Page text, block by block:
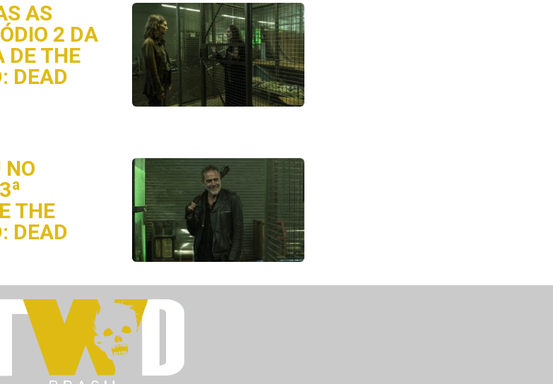
AS
2 DA
DE THE
DEAD
NO
THE
DEAD